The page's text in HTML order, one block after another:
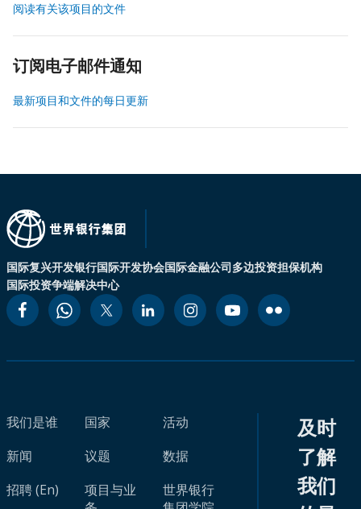
阅读有关该项目的文件
订阅电子邮件通知
最新项目和文件的每日更新
国际复兴开发银行国际开发协会国际金融公司多边投资担保机构
国际投资争端解决中心
我们是谁
新闻
招聘 (En)
国家
议题
项目与业
活动
数据
世界银行
及时
了解
我们